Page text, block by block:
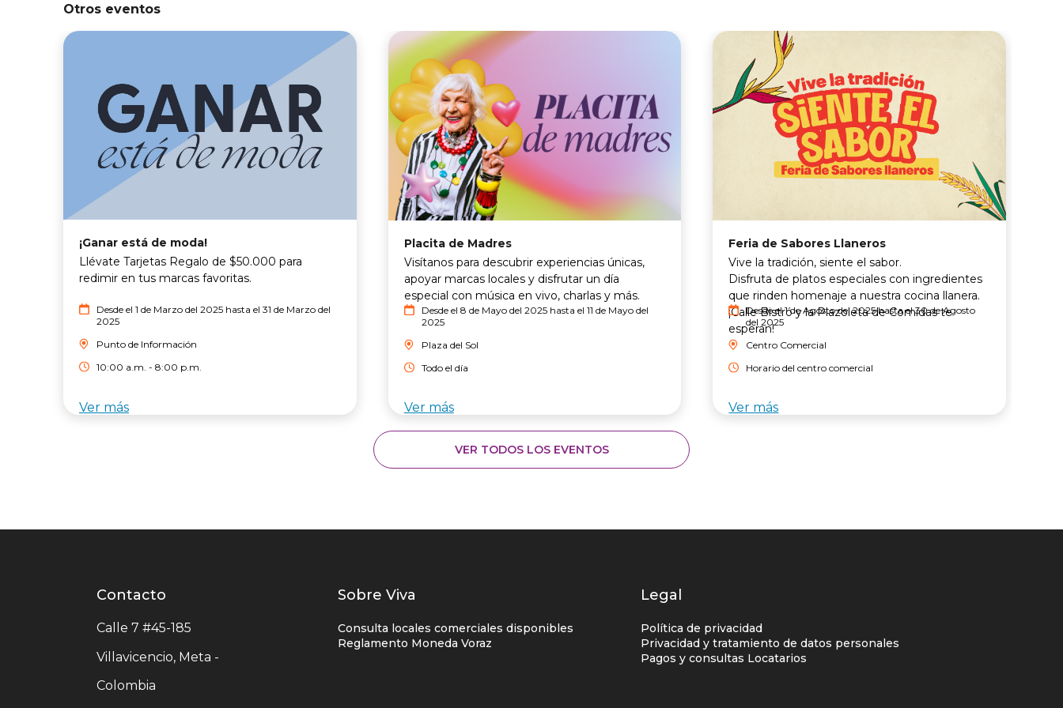
Otros eventos
¡Ganar está de moda!
Llévate Tarjetas Regalo de $50.000 para
redimir en tus marcas favoritas.
Desde el 1 de Marzo del 2025 hasta el 31 de Marzo del
2025
Punto de Información
10:00 a.m. - 8:00 p.m.
Ver más
Placita de Madres
Visítanos para descubrir experiencias únicas,
apoyar marcas locales y disfrutar un día
especial con música en vivo, charlas y más.
Desde el 8 de Mayo del 2025 hasta el 11 de Mayo del
2025
Plaza del Sol
Todo el día
Ver más
Feria de Sabores Llaneros
Vive la tradición, siente el sabor.
Disfruta de platos especiales con ingredientes
que rinden homenaje a nuestra cocina llanera.
¡Calle Bistró y la Plazoleta de Comidas te
esperan!
Desde el 1 de Agosto del 2025 hasta el 30 de Agosto
del 2025
Centro Comercial
Horario del centro comercial
Ver más
VER TODOS LOS EVENTOS
Contacto
centro
Contacto
Calle 7 #45-185
Villavicencio, Meta -
Colombia
Listados
enlaces
centro
Sobre Viva
Consulta locales comerciales disponibles
Reglamento Moneda Voraz
Legal
Política de privacidad
Privacidad y tratamiento de datos personales
Pagos y consultas Locatarios